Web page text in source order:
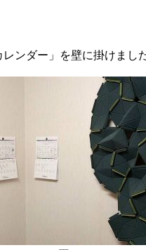
ンダー」を壁に掛けました